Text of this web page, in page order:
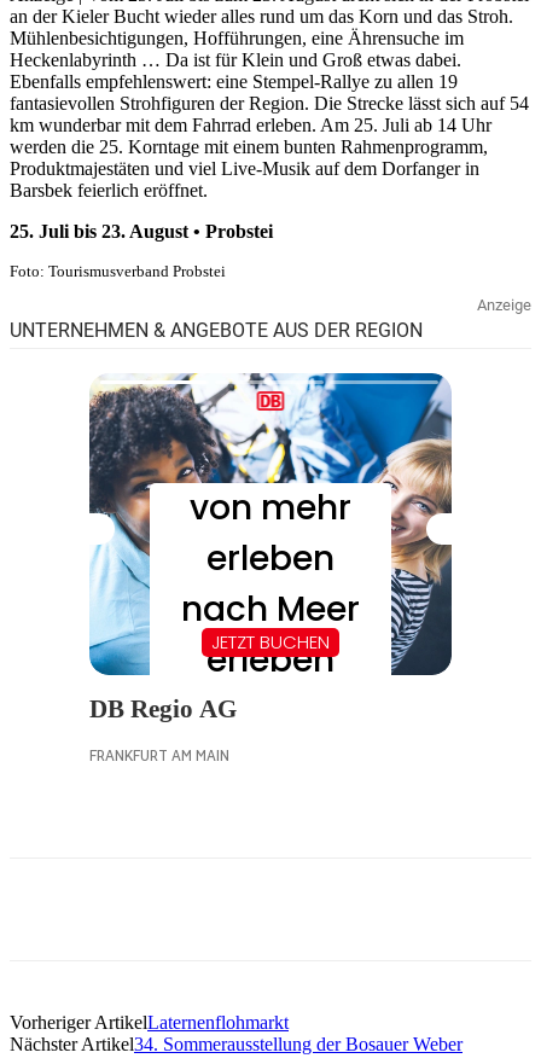
an der Kieler Bucht wieder alles rund um das Korn und das Stroh.
Mühlenbesichtigungen, Hofführungen, eine Ährensuche im
Heckenlabyrinth … Da ist für Klein und Groß etwas dabei.
Ebenfalls empfehlenswert: eine Stempel-Rallye zu allen 19
fantasievollen Strohfiguren der Region. Die Strecke lässt sich auf 54
km wunderbar mit dem Fahrrad erleben. Am 25. Juli ab 14 Uhr
werden die 25. Korntage mit einem bunten Rahmenprogramm,
Produktmajestäten und viel Live-Musik auf dem Dorfanger in
Barsbek feierlich eröffnet.
25. Juli bis 23. August • Probstei
Foto: Tourismusverband Probstei
Vorheriger ArtikelLaternenflohmarkt
Nächster Artikel34. Sommerausstellung der Bosauer Weber